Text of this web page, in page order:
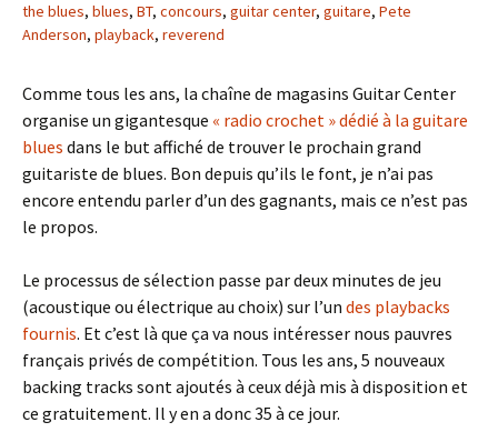
the blues, blues, BT, concours, guitar center, guitare, Pete
Anderson, playback, reverend
Comme tous les ans, la chaîne de magasins Guitar Center
organise un gigantesque « radio crochet » dédié à la guitare
blues dans le but affiché de trouver le prochain grand
guitariste de blues. Bon depuis qu’ils le font, je n’ai pas
encore entendu parler d’un des gagnants, mais ce n’est pas
le propos.
Le processus de sélection passe par deux minutes de jeu
(acoustique ou électrique au choix) sur l’un des playbacks
fournis. Et c’est là que ça va nous intéresser nous pauvres
français privés de compétition. Tous les ans, 5 nouveaux
backing tracks sont ajoutés à ceux déjà mis à disposition et
ce gratuitement. Il y en a donc 35 à ce jour.